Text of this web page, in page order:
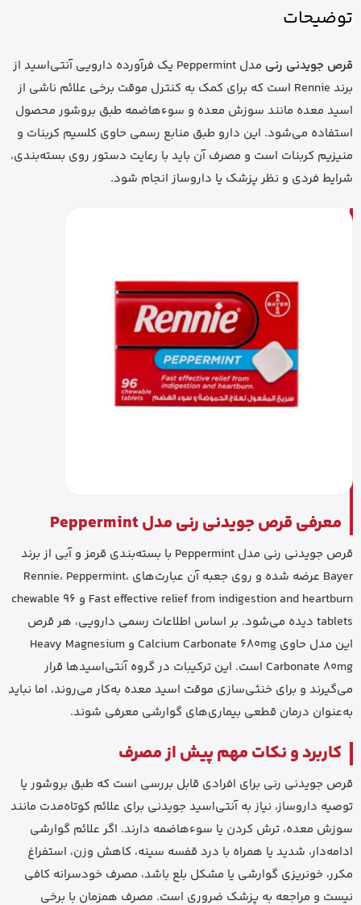
توضیحات
قرص جویدنی رنی
مدل Peppermint یک فرآورده دارویی آنتی‌اسید از
برند Rennie است که برای کمک به کنترل موقت برخی علائم ناشی از
اسید معده مانند سوزش معده و سوءهاضمه طبق بروشور محصول
استفاده می‌شود. این دارو طبق منابع رسمی حاوی کلسیم کربنات و
منیزیم کربنات است و مصرف آن باید با رعایت دستور روی بسته‌بندی،
شرایط فردی و نظر پزشک یا داروساز انجام شود.
معرفی قرص جویدنی رنی مدل Peppermint
قرص جویدنی رنی مدل Peppermint با بسته‌بندی قرمز و آبی از برند
Bayer عرضه شده و روی جعبه آن عبارت‌های Rennie، Peppermint،
Fast effective relief from indigestion and heartburn و 96 chewable
tablets دیده می‌شود. بر اساس اطلاعات رسمی دارویی، هر قرص
این مدل حاوی Calcium Carbonate 680mg و Heavy Magnesium
Carbonate 80mg است. این ترکیبات در گروه آنتی‌اسیدها قرار
می‌گیرند و برای خنثی‌سازی موقت اسید معده به‌کار می‌روند، اما نباید
به‌عنوان درمان قطعی بیماری‌های گوارشی معرفی شوند.
کاربرد و نکات مهم پیش از مصرف
قرص جویدنی رنی برای افرادی قابل بررسی است که طبق بروشور یا
توصیه داروساز، نیاز به آنتی‌اسید جویدنی برای علائم کوتاه‌مدت مانند
سوزش معده، ترش کردن یا سوءهاضمه دارند. اگر علائم گوارشی
ادامه‌دار، شدید یا همراه با درد قفسه سینه، کاهش وزن، استفراغ
مکرر، خونریزی گوارشی یا مشکل بلع باشد، مصرف خودسرانه کافی
نیست و مراجعه به پزشک ضروری است. مصرف همزمان با برخی